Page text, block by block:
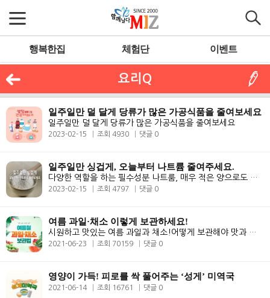
행복한집 체험단 이벤트
요리Q
일주일만 덜 달게 당류가 많은 가공식품을 줄여보세요
일주일만 덜 달게 당류가 많은 가공식품을 줄여보세요
2023-02-15 조회 4930 댓글 0
일주일만 싱겁게, 오늘부터 나트륨 줄여주세요.
다양한 역할을 하는 필수성분 나트룸, 매우 적은 양으로도 체내작용을 하는..
2023-02-15 조회 4797 댓글 0
여름 과일·채소 이렇게 보관하세요!
시원하고 맛있는 여름 과일과 채소!어떻게 보관해야 맛과 안전을 높일 수 ..
2021-06-23 조회 70159 댓글 0
영양이 가득! 피로를 싹 풀어주는 ‘성게’ 미역국
2021-06-14 조회 16761 댓글 0